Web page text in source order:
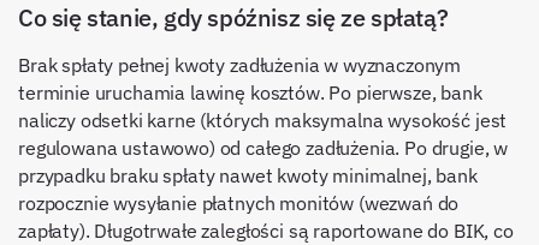
Co się stanie, gdy spóźnisz się ze spłatą?
Brak spłaty pełnej kwoty zadłużenia w wyznaczonym
terminie uruchamia lawinę kosztów. Po pierwsze, bank
naliczy odsetki karne (których maksymalna wysokość jest
regulowana ustawowo) od całego zadłużenia. Po drugie, w
przypadku braku spłaty nawet kwoty minimalnej, bank
rozpocznie wysyłanie płatnych monitów (wezwań do
zapłaty). Długotrwałe zaległości są raportowane do BIK, co